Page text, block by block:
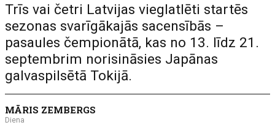
Trīs vai četri Latvijas vieglatlēti startēs
sezonas svarīgākajās sacensībās –
pasaules čempionātā, kas no 13. līdz 21.
septembrim norisināsies Japānas
galvaspilsētā Tokijā.
MĀRIS ZEMBERGS
Diena